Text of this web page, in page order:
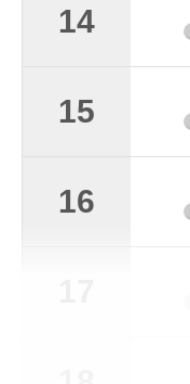
14
15
16